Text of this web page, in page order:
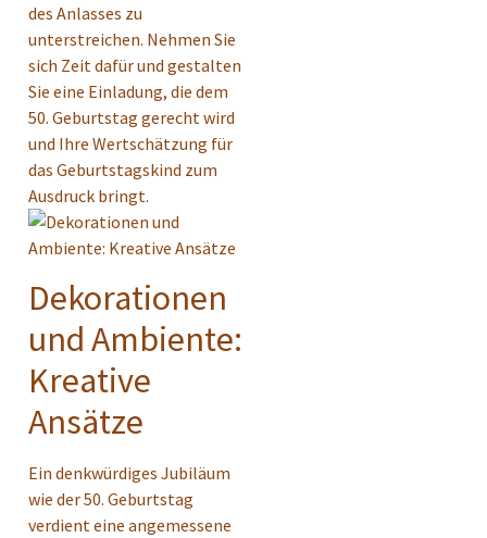
des Anlasses zu
unterstreichen. Nehmen Sie
sich Zeit dafür und gestalten
Sie eine Einladung, die dem
50. Geburtstag gerecht wird
und Ihre Wertschätzung für
das Geburtstagskind zum
Ausdruck bringt.
Dekorationen
und Ambiente:
Kreative
Ansätze
Ein denkwürdiges Jubiläum
wie der 50. Geburtstag
verdient eine angemessene